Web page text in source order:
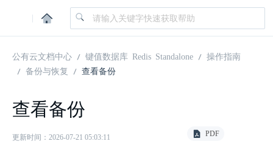
|
公有云文档中心 键值数据库 Redis Standalone
操作指南
备份与恢复
查看备份
查看备份
更新时间：2026-07-21 05:03:11 PDF